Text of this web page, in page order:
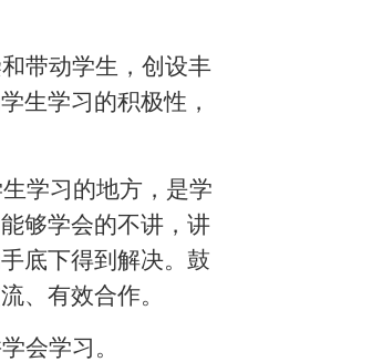
带动学生，创设丰
生学习的积极性，
学习的地方，是学
够学会的不讲，讲
底下得到解决。鼓
、有效合作。
会学习。